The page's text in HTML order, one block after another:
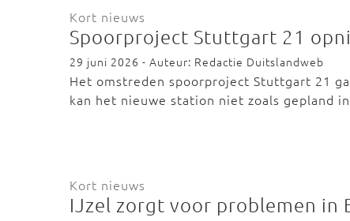
Kort nieuws
Spoorproject Stuttgart 21
29 juni 2026 - Auteur: Redactie Duitslandweb
Het omstreden spoorproject Stuttgart 21
kan het nieuwe station niet zoals gepland
Kort nieuws
IJzel zorgt voor problemen in